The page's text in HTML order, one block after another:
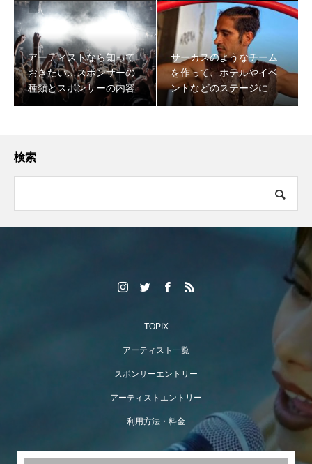
アーティストなら知って
おきたい…スポンサーの
種類とスポンサーの内容
サーカスのようなチーム
を作って、ホテルやイベ
ントなどのステージに毎
日出演し日本のエンター
ュ）がFind-FCにアーテ
検索
TOPIX
アーティスト一覧
スポンサーエントリー
アーティストエントリー
利用方法・料金